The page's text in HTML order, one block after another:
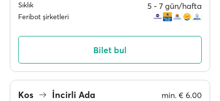
Sıklık 5 ‐ 7 gün/hafta
Feribot şirketleri
Bilet bul
Kos İncirli Ada min. € 6.00